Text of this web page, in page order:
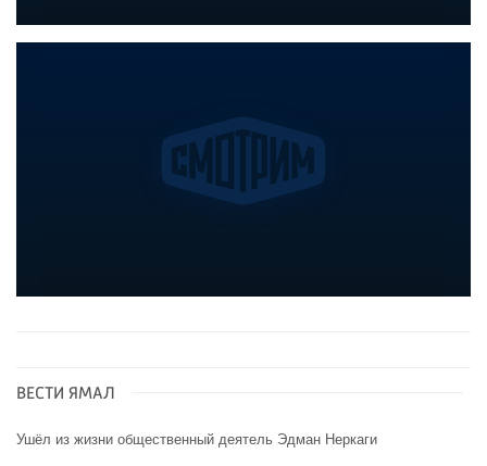
ВЕСТИ ЯМАЛ
Ушёл из жизни общественный деятель Эдман Неркаги